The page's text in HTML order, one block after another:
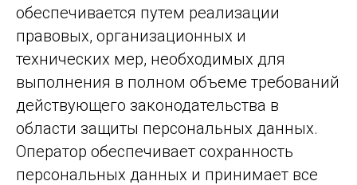
обеспечивается путем реализации
правовых, организационных и
технических мер, необходимых для
выполнения в полном объеме требований
действующего законодательства в
области защиты персональных данных.
Оператор обеспечивает сохранность
персональных данных и принимает все